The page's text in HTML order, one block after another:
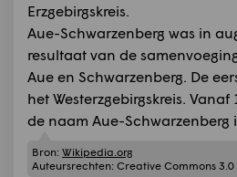
Erzgebirgskreis.
Aue-Schwarzenberg was in
resultaat van de
Aue en Schwarzenberg. De
het Westerzgebirgskreis.
de naam Aue-Schwarzenberg
Bron: Wikipedia.org
Auteursrechten: Creative Commons 3.0